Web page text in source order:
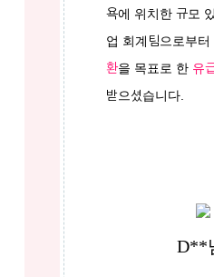
욕에 위치한 규모
업 회계팀으로부
환을 목표로 한 유
받으셨습니다.
D**